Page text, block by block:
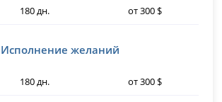
180 дн. от 300 $
Исполнение желаний
180 дн. от 300 $